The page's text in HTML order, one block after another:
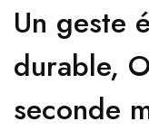
Un geste
durable,
seconde